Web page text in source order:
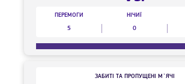
ПЕРЕМОГИ
5
НІЧИЇ
0
ЗАБИТІ ТА ПРОПУЩЕНІ М`ЯЧІ